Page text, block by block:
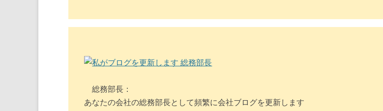
総務部長：
あなたの会社の総務部長として頻繁に会社ブログを更新します